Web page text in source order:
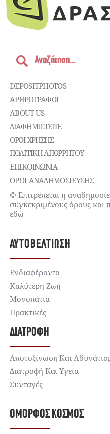
DEPOSITPHOTOS
ΑΡΘΡΟΓΡΑΦΟΙ
ABOUT US
ΔΙΑΦΗΜΙΣΤΕΊΤΕ
ΌΡΟΙ ΧΡΉΣΗΣ
ΠΟΛΙΤΙΚΉ ΑΠΟΡΡΉΤΟΥ
ΕΠΙΚΟΙΝΩΝΊΑ
ΌΡΟΙ ΑΝΑΔΗΜΟΣΙΕΥΣΗΣ
© Επιτρέπεται η
συγκεκριμένους όρους και
εδώ
ΑΥΤΟΒΕΛΤΊΩΣΗ
Ενδιαφέροντα
Καλύτερη Ζωή
Μονοπάτια
Πρακτικές
ΔΙΑΤΡΟΦΉ
Αποτοξίνωση Και
Διατροφή Και Υγεία
Συνταγές
ΌΜΟΡΦΟΣ ΚΌΣΜΟΣ